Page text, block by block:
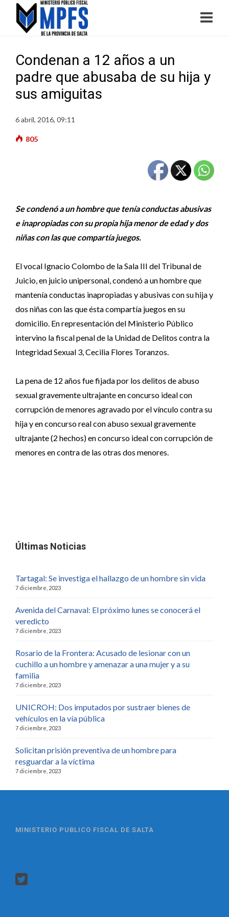
Condenan a 12 años a un
padre que abusaba de su hija y
sus amiguitas
6 abril, 2016, 09:11
805
Se condenó a un hombre que tenía conductas abusivas
e inapropiadas con su propia hija menor de edad y dos
niñas con las que compartía juegos.
El vocal Ignacio Colombo de la Sala III del Tribunal de
Juicio, en juicio unipersonal, condenó a un hombre que
mantenía conductas inapropiadas y abusivas con su hija y
dos niñas con las que ésta compartía juegos en su
domicilio. En representación del Ministerio Público
intervino la fiscal penal de la Unidad de Delitos contra la
Integridad Sexual 3, Cecilia Flores Toranzos.
La pena de 12 años fue fijada por los delitos de abuso
sexual gravemente ultrajante en concurso ideal con
corrupción de menores agravado por el vínculo contra su
hija y en concurso real con abuso sexual gravemente
ultrajante (2 hechos) en concurso ideal con corrupción de
menores en contra de las otras dos menores.
Últimas Noticias
Tartagal: Se investiga el hallazgo de un hombre sin vida
7 diciembre, 2023
Avenida del Carnaval: El próximo lunes se conocerá el
veredicto
7 diciembre, 2023
Rosario de la Frontera: Acusado de lesionar con un
cuchillo a un hombre y amenazar a una mujer y a su
familia
7 diciembre, 2023
UNICROH: Dos imputados por sustraer bienes de
vehículos en la vía pública
7 diciembre, 2023
Solicitan prisión preventiva de un hombre para
resguardar a la víctima
7 diciembre, 2023
MINISTERIO PUBLICO FISCAL DE SALTA